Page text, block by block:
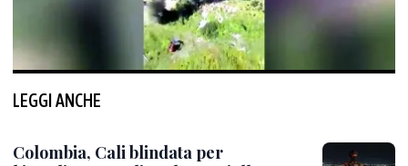
LEGGI ANCHE
Colombia, Cali blindata per